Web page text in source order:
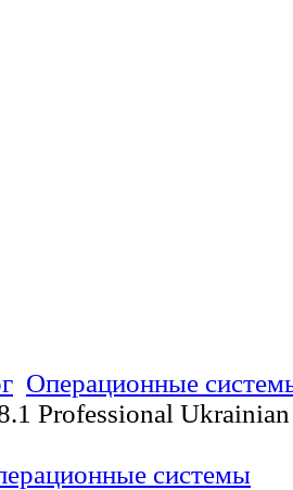
Операционные
Professional
системы